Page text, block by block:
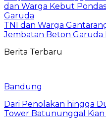
dan Warga Kebut
Garuda
TNI dan Warga
Jembatan Beton
Berita Terbaru
Bandung
Dari Penolakan hingga
Tower Batununggal